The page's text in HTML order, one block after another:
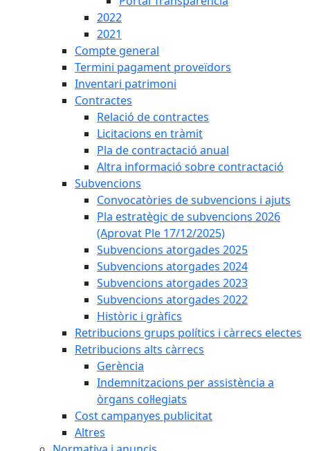
2022
2021
Compte general
Termini pagament proveïdors
Inventari patrimoni
Contractes
Relació de contractes
Licitacions en tràmit
Pla de contractació anual
Altra informació sobre contractació
Subvencions
Convocatòries de subvencions i ajuts
Pla estratègic de subvencions 2026
(Aprovat Ple 17/12/2025)
Subvencions atorgades 2025
Subvencions atorgades 2024
Subvencions atorgades 2023
Subvencions atorgades 2022
Històric i gràfics
Retribucions grups polítics i càrrecs electes
Retribucions alts càrrecs
Gerència
Indemnitzacions per assistència a
òrgans col·legiats
Cost campanyes publicitat
Altres